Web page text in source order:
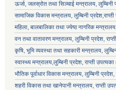
ऊर्जा, जलस्रोत तथा सिञ्चाई मन्त्रालय,
सामाजिक विकास मन्‍‍त्रालय, लुम्बिनी
महिला, बालबालिका तथा ज्येष्ठ नागरिक
वन तथा वातावरण मन्त्रालय, लुम्बिनी प्रदेश,
कृषि, भूमि व्यवस्था तथा सहकारी मन्त्रालय,
स्वास्थ्य मन्त्रालय,लुम्बिनी प्रदेश, राप्ती
भौतिक पूर्वाधार विकास मन्त्रालय, लुम्बिनी प्रदेश,
शहरी विकास तथा खानेपानी मन्त्रालय, राप्ती